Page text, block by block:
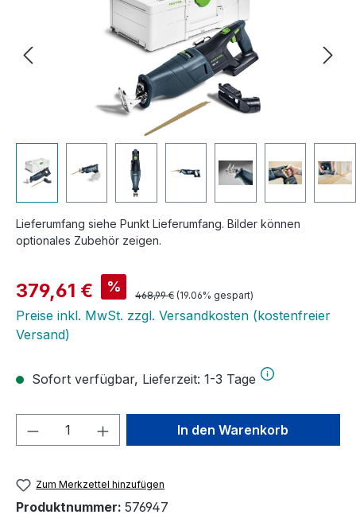
Lieferumfang siehe Punkt Lieferumfang. Bilder können
optionales Zubehör zeigen.
Verkaufspreis:
379,61 € % Regulärer Preis:
468,99 € (19.06% gespart)
Preise inkl. MwSt. zzgl. Versandkosten (kostenfreier
Versand)
Sofort verfügbar, Lieferzeit: 1-3 Tage
Produkt Anzahl: Gib denIn den Warenkorb
Zum Merkzettel hinzufügen
Produktnummer: 576947